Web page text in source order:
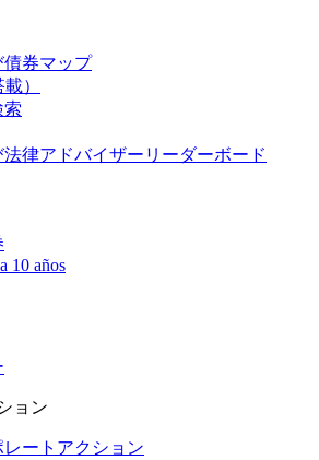
券マップ
）
索
律アドバイザーリーダーボード
10 años
ョン
ートアクション